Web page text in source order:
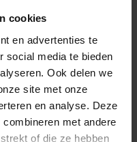
cookies
en advertenties te
social media te bieden
Ook delen we
site met onze
en analyse. Deze
met andere
of die ze hebben
afsluiten,
kind een beugel